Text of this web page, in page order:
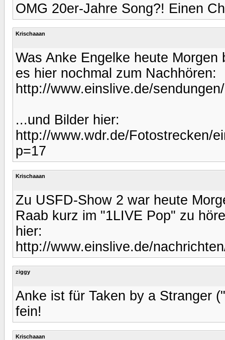
OMG 20er-Jahre Song?! Einen
Krischaaan
Was Anke Engelke heute
es hier nochmal zum Nachhören:
http://www.einslive.de/
...und Bilder hier:
http://www.wdr.de/Fotostrecken/
p=17
Krischaaan
Zu USFD-Show 2 war heute
Raab kurz im "1LIVE Pop" zu
hier:
http://www.einslive.de/
ziggy
Anke ist für Taken by a Stranger
fein!
Krischaaan